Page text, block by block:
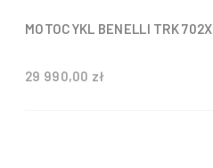
MOTOCYKL BENELLI TRK 702X
29 990,00 zł